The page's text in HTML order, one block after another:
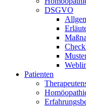
DSGVO
Patienten